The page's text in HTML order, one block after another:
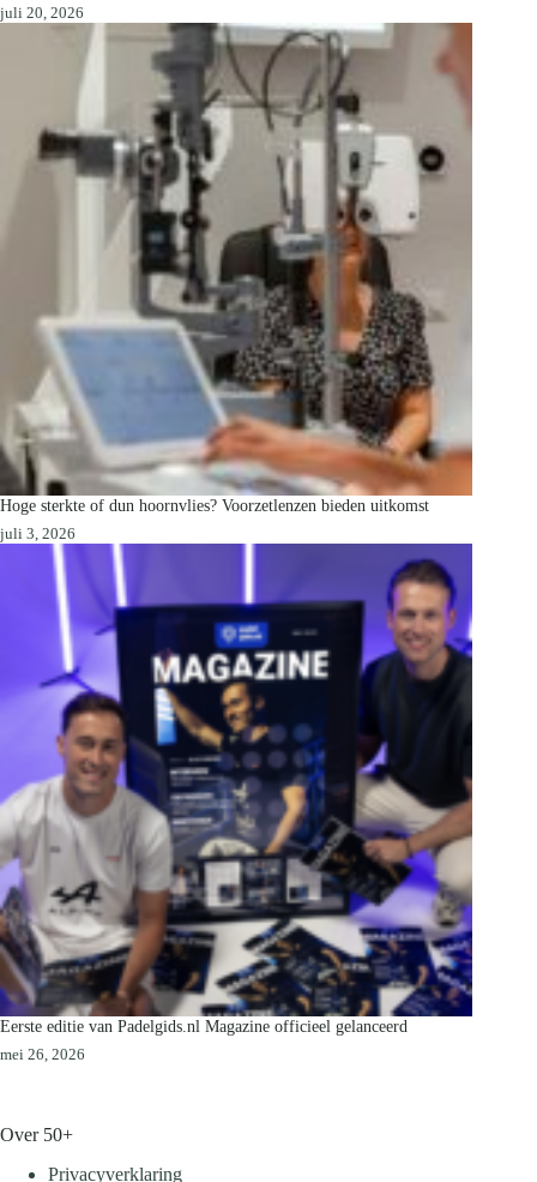
juli 20, 2026
Hoge sterkte of dun hoornvlies? Voorzetlenzen bieden uitkomst
juli 3, 2026
Eerste editie van Padelgids.nl Magazine officieel gelanceerd
mei 26, 2026
Over 50+
Privacyverklaring